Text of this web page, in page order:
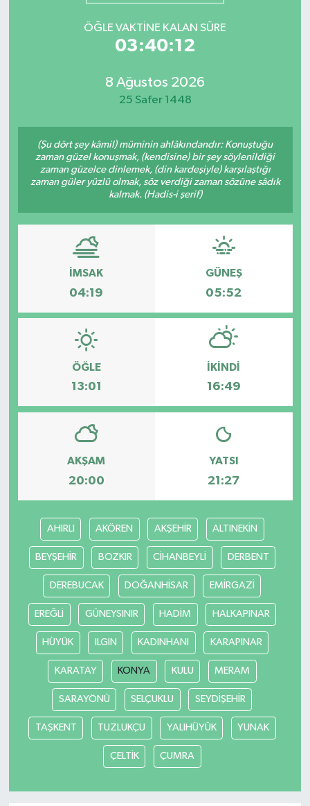
ÖĞLE VAKTINE KALAN SÜRE
03:40:12
8 Ağustos 2026
25 Safer 1448
(Şu dört şey kâmil) müminin ahlâkındandır: Konuştuğu
zaman güzel konuşmak, (kendisine) bir şey söylenildiği
zaman güzelce dinlemek, (din kardeşiyle) karşılaştığı
zaman güler yüzlü olmak, söz verdiği zaman sözüne sâdık
kalmak. (Hadis-i şerif)
İMSAK
04:19
GÜNEŞ
05:52
ÖĞLE
13:01
İKINDI
16:49
AKŞAM
20:00
YATSI
21:27
AHIRLI AKÖREN AKŞEHİR ALTINEKİN
BEYŞEHİR BOZKIR CİHANBEYLİ DERBENT
DEREBUCAK DOĞANHİSAR EMİRGAZİ
EREĞLİ GÜNEYSINIR HADİM HALKAPINAR
HÜYÜK ILGIN KADINHANI KARAPINAR
KARATAY KONYA KULU MERAM
SARAYÖNÜ SELÇUKLU SEYDİŞEHİR
TAŞKENT TUZLUKÇU YALIHÜYÜK YUNAK
ÇELTİK ÇUMRA
Mevzuat